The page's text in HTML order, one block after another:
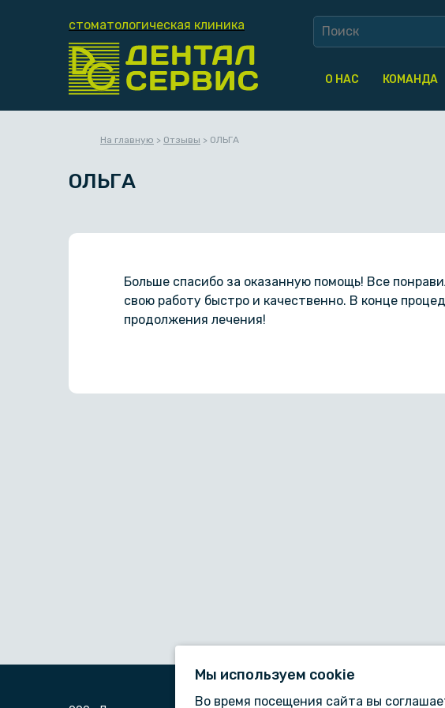
стоматологическая клиника
О НАС КОМАНДА
На главную > Отзывы > ОЛЬГА
ОЛЬГА
Больше спасибо за оказанную помощь! Все
свою работу быстро и качественно. В конце
продолжения лечения!
Мы используем сookie
Во время посещения сайта вы